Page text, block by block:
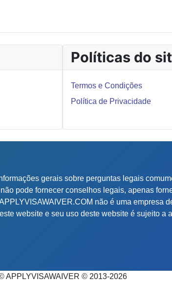
Políticas do
Termos e Condições
Política de Privacidade
gerais sobre perguntas legais
pode fornecer conselhos legais, apenas
não é uma empresa
website e seu uso deste website é sujeito a
APPLYVISAWAIVER © 2013-2026